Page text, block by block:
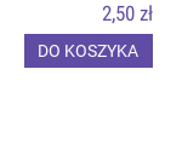
2,50 zł
DO KOSZYKA